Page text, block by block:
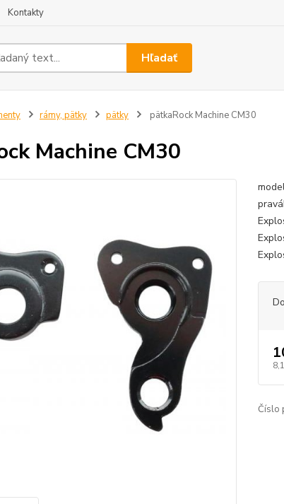
Kontakty
Hľadať
rámy, pätky pätky pätkaRock Machine CM30
Machine CM30
Číslo